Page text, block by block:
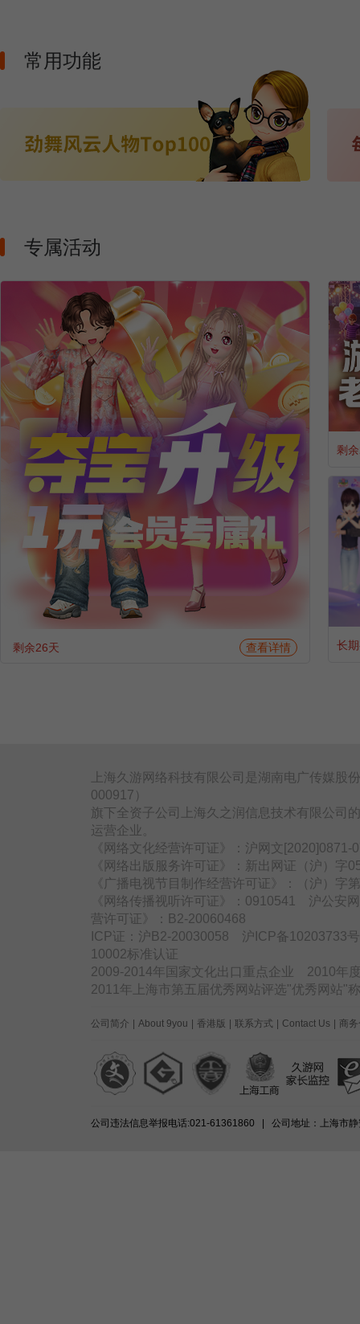
常用功能
专属活动
剩余26天 查看详情
剩
长
上海久游网络科技有限公司是湖南电广传媒股
000917）
旗下全资子公司上海久之润信息技术有限公司
运营企业。
《网络文化经营许可证》：沪网文
《网络出版服务许可证》：新出网证（沪）字
《广播电视节目制作经营许可证》：（沪）字
《网络传播视听许可证》：0910541 沪公安
营许可证》：B2-20060468
ICP证：沪B2-20030058 沪ICP备10203733
10002标准认证
2009-2014年国家文化出口重点企业 2010年
2011年上海市第五届优秀网站评选"优秀网站
公司简介 About 9you 香港版 联系方式 Contact Us 商
公司违法信息举报电话:021-61361860 | 公司地址：上海市